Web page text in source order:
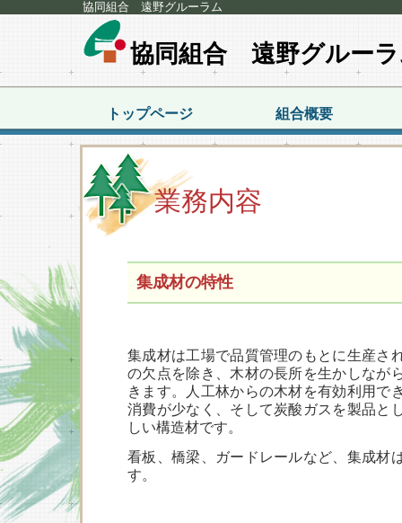
協同組合 遠野グルーラム
協同組合 遠野グルー
トップページ 組合概要
業務内容
集成材の特性
集成材は工場で品質管理のもとに生産さ
の欠点を除き、木材の長所を生かしなが
きます。人工林からの木材を有効利用で
消費が少なく、そして炭酸ガスを製品と
しい構造材です。
看板、橋梁、ガードレールなど、集成材
す。